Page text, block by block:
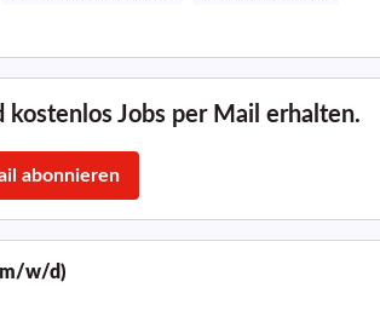
kostenlos Jobs per Mail erhalten.
abonnieren
w/d)